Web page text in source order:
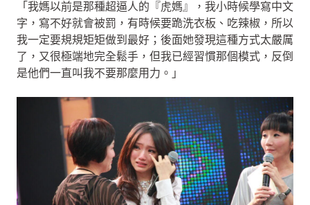
「我媽以前是那種超逼人的『虎媽』，我小時候學寫中文
字，寫不好就會被罰，有時候要跪洗衣板、吃辣椒，所以
我一定要規規矩矩做到最好；後面她發現這種方式太嚴厲
了，又很極端地完全鬆手，但我已經習慣那個模式，反倒
是他們一直叫我不要那麼用力。」